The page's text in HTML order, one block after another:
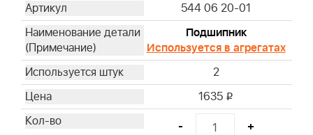
544 06 20-01
Подшипник
Используется в агрегатах
2
1635 i
- +